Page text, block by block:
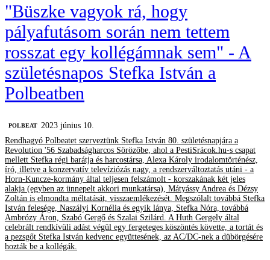
"Büszke vagyok rá, hogy
pályafutásom során nem tettem
rosszat egy kollégámnak sem" - A
születésnapos Stefka István a
Polbeatben
‎POLBEAT
2023 június 10.
Rendhagyó Polbeatet szerveztünk Stefka István 80. születésnapjára a
Revolution '56 Szabadságharcos Sörözőbe, ahol a PestiSrácok.hu-s csapat
mellett Stefka régi barátja és harcostársa, Alexa Károly irodalomtörténész,
író, illetve a konzervatív televíziózás nagy, a rendszerváltoztatás utáni - a
Horn-Kuncze-kormány által teljesen felszámolt - korszakának két jeles
alakja (egyben az ünnepelt akkori munkatársa), Mátyássy Andrea és Dézsy
Zoltán is elmondta méltatását, visszaemlékezését. Megszólalt továbbá Stefka
István felesége, Naszályi Kornélia és egyik lánya, Stefka Nóra, továbbá
Ambrózy Áron, Szabó Gergő és Szalai Szilárd. A Huth Gergely által
celebrált rendkívüli adást végül egy fergeteges köszöntés követte, a tortát és
a pezsgőt Stefka István kedvenc együttesének, az AC/DC-nek a dübörgésére
hozták be a kollégák.